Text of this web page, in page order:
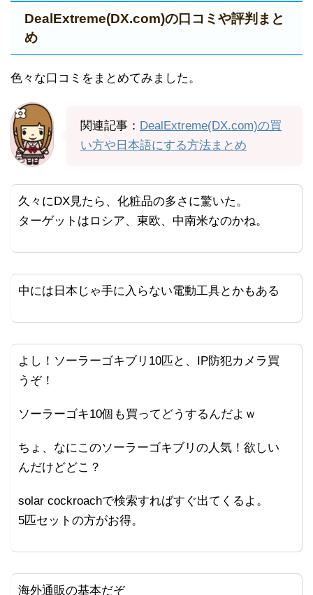
DealExtreme(DX.com)の口コミや評判まと
め
色々な口コミをまとめてみました。
関連記事： DealExtreme(DX.com)の買
い方や日本語にする方法まとめ
久々にDX見たら、化粧品の多さに驚いた。
ターゲットはロシア、東欧、中南米なのかね。
中には日本じゃ手に入らない電動工具とかもある
よし！ソーラーゴキブリ10匹と、IP防犯カメラ買
うぞ！
ソーラーゴキ10個も買ってどうするんだよｗ
ちょ、なにこのソーラーゴキブリの人気！欲しい
んだけどどこ？
solar cockroachで検索すればすぐ出てくるよ。
5匹セットの方がお得。
海外通販の基本だぞ